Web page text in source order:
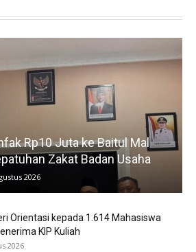
Rp10 Juta ke Baitul Mal
Zakat Badan Usaha
2026
Orientasi kepada 1.614 Mahasiswa
KIP Kuliah
2026